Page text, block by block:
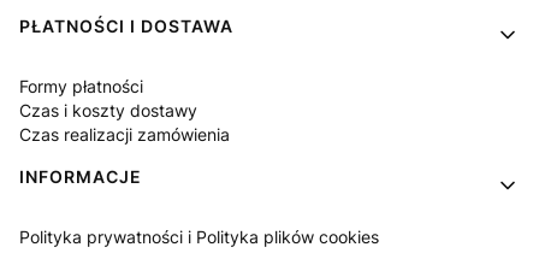
PŁATNOŚCI I DOSTAWA
Formy płatności
Czas i koszty dostawy
Czas realizacji zamówienia
INFORMACJE
Polityka prywatności i Polityka plików cookies